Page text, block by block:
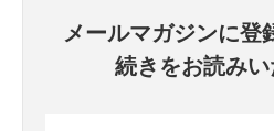
メールマガジンに登
続きをお読み